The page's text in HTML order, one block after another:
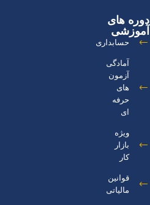
دوره های
آموزشی
حسابداری
آمادگی
آزمون
های
حرفه
ای
ویژه
بازار
کار
قوانین
مالیاتی